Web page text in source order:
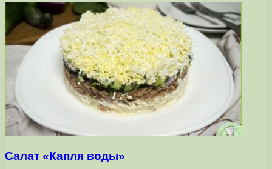
Салат «Капля воды»